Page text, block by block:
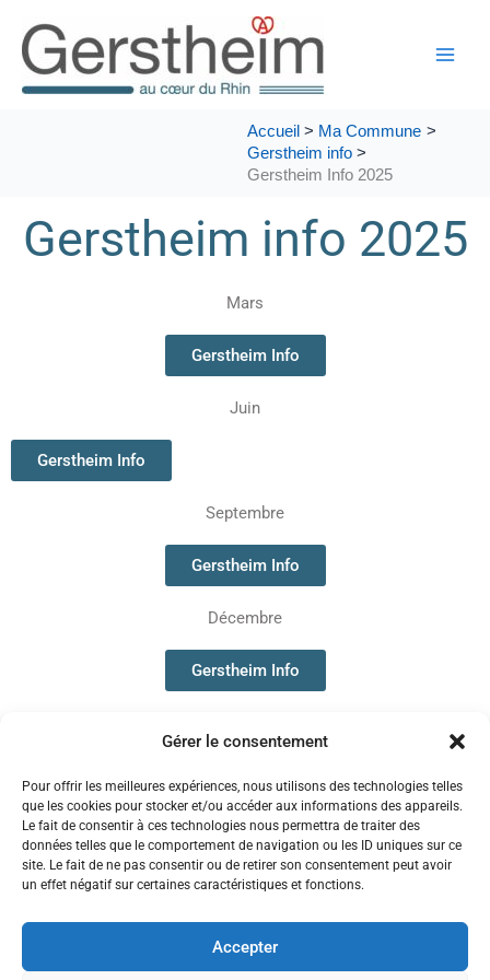
Gérer le consentement
Pour offrir les meilleures expériences, nous utilisons des technologies telles
que les cookies pour stocker et/ou accéder aux informations des appareils.
Le fait de consentir à ces technologies nous permettra de traiter des
données telles que le comportement de navigation ou les ID uniques sur ce
site. Le fait de ne pas consentir ou de retirer son consentement peut avoir
un effet négatif sur certaines caractéristiques et fonctions.
Accepter
contenu
Accueil
Ma Commune
Gerstheim info
Gerstheim Info 2025
Gerstheim info 2025
Mars
Gerstheim Info
Juin
Gerstheim Info
Septembre
Gerstheim Info
Décembre
Gerstheim Info
Politiques de confidentialité
Gestion des cookies